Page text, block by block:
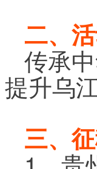
二、
传承
提升乌
三、